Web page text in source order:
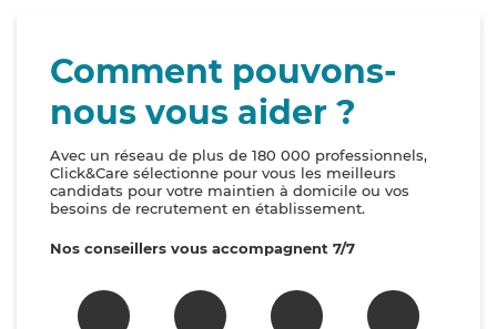
Comment pouvons-
nous vous aider ?
Avec un réseau de plus de 180 000 professionnels,
Click&Care sélectionne pour vous les meilleurs
candidats pour votre maintien à domicile ou vos
besoins de recrutement en établissement.
Nos conseillers vous accompagnent 7/7